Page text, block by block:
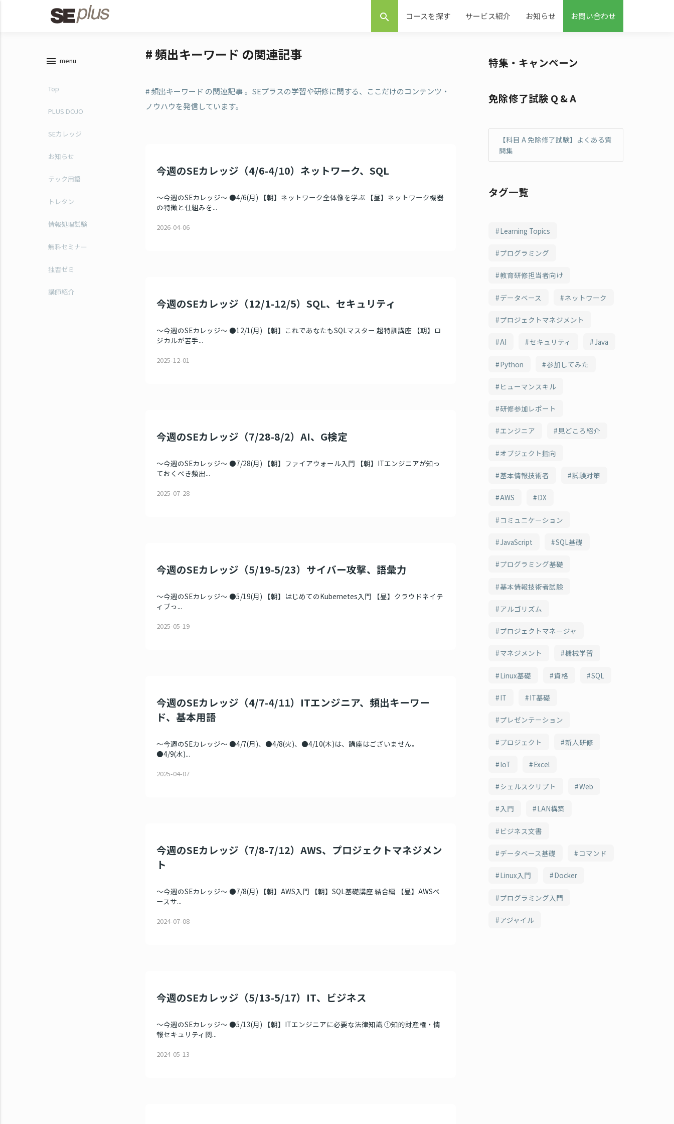
search コースを探す サービス紹介 お知らせ お問い合わせ
menu menu
Top
PLUS DOJO
SEカレッジ
お知らせ
テック用語
トレタン
情報処理試験
無料セミナー
独習ゼミ
講師紹介
# 頻出キーワード の関連記事
# 頻出キーワード の関連記事 。SEプラスの学習や研修に関する、ここだけのコンテンツ・
ノウハウを発信しています。
今週のSEカレッジ（4/6-4/10）ネットワーク、SQL
～今週のSEカレッジ～ ●4/6(月) 【朝】ネットワーク全体像を学ぶ 【昼】ネットワーク機器
の特徴と仕組みを...
2026-04-06
今週のSEカレッジ（12/1-12/5）SQL、セキュリティ
～今週のSEカレッジ～ ●12/1(月) 【朝】これであなたもSQLマスター 超特訓講座 【朝】ロ
ジカルが苦手...
2025-12-01
今週のSEカレッジ（7/28-8/2）AI、G検定
～今週のSEカレッジ～ ●7/28(月) 【朝】ファイアウォール入門 【朝】ITエンジニアが知っ
ておくべき頻出...
2025-07-28
今週のSEカレッジ（5/19-5/23）サイバー攻撃、語彙力
～今週のSEカレッジ～ ●5/19(月) 【朝】はじめてのKubernetes入門 【昼】クラウドネイテ
ィブっ...
2025-05-19
今週のSEカレッジ（4/7-4/11）ITエンジニア、頻出キーワー
ド、基本用語
～今週のSEカレッジ～ ●4/7(月)、●4/8(火)、●4/10(木)は、講座はございません。
●4/9(水)...
2025-04-07
今週のSEカレッジ（7/8-7/12）AWS、プロジェクトマネジメン
ト
～今週のSEカレッジ～ ●7/8(月) 【朝】AWS入門 【朝】SQL基礎講座 結合編 【昼】AWSベ
ースサ...
2024-07-08
今週のSEカレッジ（5/13-5/17）IT、ビジネス
～今週のSEカレッジ～ ●5/13(月) 【朝】ITエンジニアに必要な法律知識 ①知的財産権・情
報セキュリティ関...
2024-05-13
特集・キャンペーン
免除修了試験 Q & A
【科目 A 免除修了試験】よくある質
問集
タグ一覧
Learning Topics
プログラミング
教育研修担当者向け
データベース ネットワーク
プロジェクトマネジメント
AI セキュリティ Java
Python 参加してみた
ヒューマンスキル
研修参加レポート
エンジニア 見どころ紹介
オブジェクト指向
基本情報技術者 試験対策
AWS DX
コミュニケーション
JavaScript SQL基礎
プログラミング基礎
基本情報技術者試験
アルゴリズム
プロジェクトマネージャ
マネジメント 機械学習
Linux基礎 資格 SQL
IT IT基礎
プレゼンテーション
プロジェクト 新人研修
IoT Excel
シェルスクリプト Web
入門 LAN構築
ビジネス文書
データベース基礎 コマンド
Linux入門 Docker
プログラミング入門
アジャイル